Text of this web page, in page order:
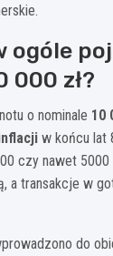
ogóle
000 zł?
o nominale 10
w końcu lat
czy nawet
a transakcje w
do